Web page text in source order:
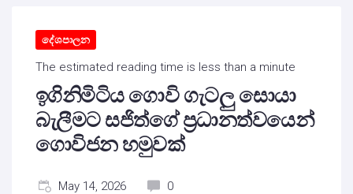
දේශපාලන
The estimated reading time is less than a minute
ඉගිනිමිටිය ගොවි ගැටලු සොයා
බැලීමට සජිත්ගේ ප්‍රධානත්වයෙන්
ගොවිජන හමුවක්
May 14, 2026 0